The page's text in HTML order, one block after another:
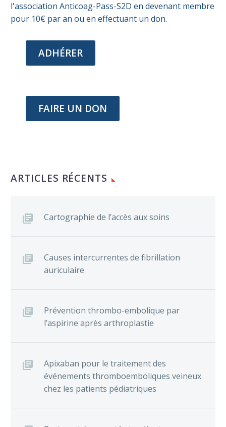
l'association Anticoag-Pass-S2D en devenant membre
pour 10€ par an ou en effectuant un don.
ADHÉRER
FAIRE UN DON
ARTICLES RÉCENTS
Cartographie de l’accès aux soins
Causes intercurrentes de fibrillation
auriculaire
Prévention thrombo-embolique par
l’aspirine après arthroplastie
Apixaban pour le traitement des
événements thromboemboliques veineux
chez les patients pédiatriques